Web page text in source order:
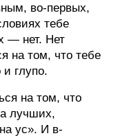
во-первых,
тебе
— нет. Нет
на том, что тебе
и глупо.
на том, что
лучших,
ус». И в-